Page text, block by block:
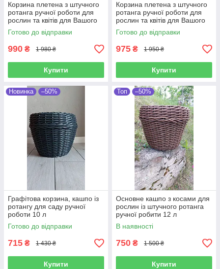
Корзина плетена з штучного
ротанга ручної роботи для
рослин та квітів для Вашого
саду 20 л
Готово до відправки
990 ₴ 1 980 ₴
Купити
Корзина плетена з штучного
ротанга ручної роботи для
рослин та квітів для Вашого
саду 20 л
Готово до відправки
975 ₴ 1 950 ₴
Купити
Новинка –50%
Графітова корзина, кашпо із
ротангу для саду ручної
роботи 10 л
Готово до відправки
715 ₴ 1 430 ₴
Купити
Топ –50%
Основне кашпо з косами для
рослин із штучного ротанга
ручної робити 12 л
В наявності
750 ₴ 1 500 ₴
Купити